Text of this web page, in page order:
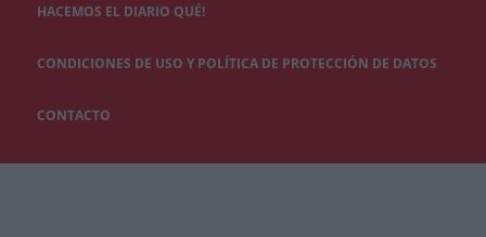
HACEMOS EL DIARIO QUÉ!
CONDICIONES DE USO Y POLÍTICA DE PROTECCIÓN DE DATOS
CONTACTO